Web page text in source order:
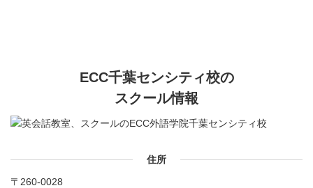
ECC千葉センシティ校の
スクール情報
住所
〒260-0028